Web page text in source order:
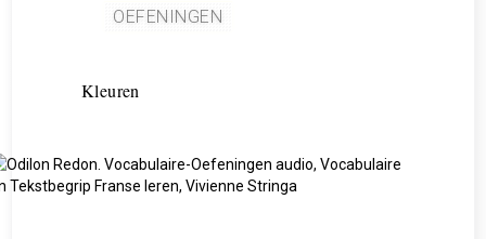
OEFENINGEN
Kleuren